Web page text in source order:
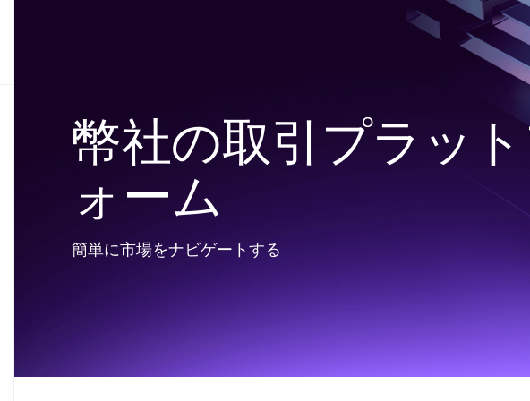
幣社の取引プラッ
ォーム
簡単に市場をナビゲートする